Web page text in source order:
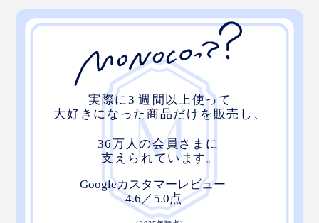
実現しています。1日に作れるのは、40枚が限度。１枚
ずつていねいに作られた敷きパッドは、格別の寝心地で